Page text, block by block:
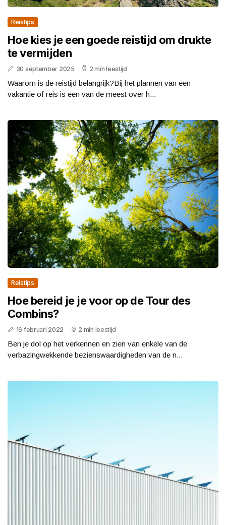
Reistips
Hoe kies je een goede reistijd om drukte
te vermijden
30 september 2025 2 min leestijd
Waarom is de reistijd belangrijk?Bij het plannen van een
vakantie of reis is een van de meest over h...
Reistips
Hoe bereid je je voor op de Tour des
Combins?
16 februari 2022 2 min leestijd
Ben je dol op het verkennen en zien van enkele van de
verbazingwekkende bezienswaardigheden van de n...